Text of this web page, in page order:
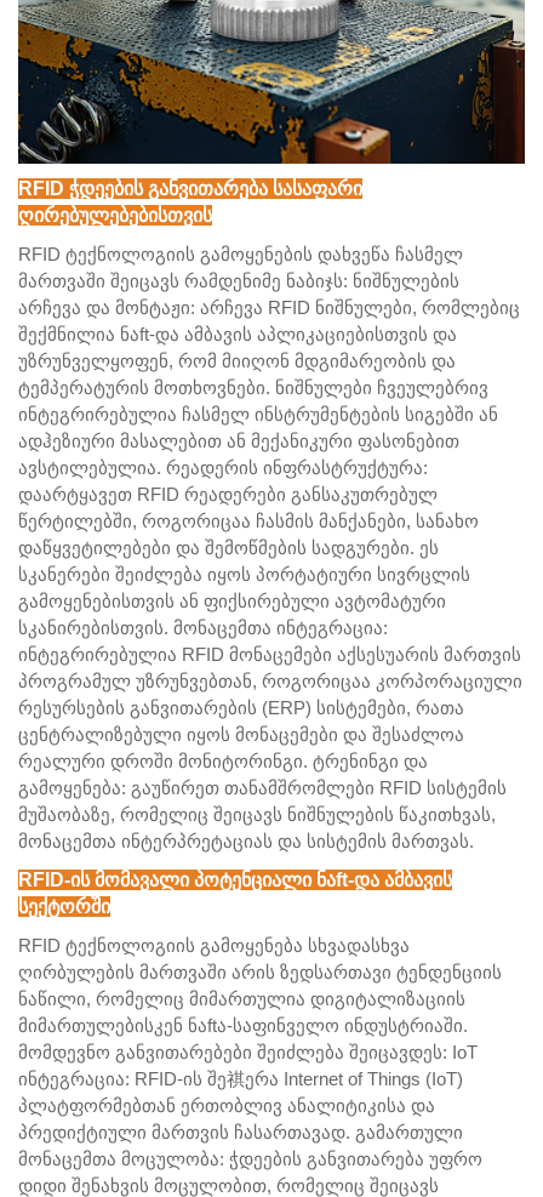
RFID ჭდეების განვითარება სასაფარი
ღირებულებებისთვის
RFID ტექნოლოგიის გამოყენების დახვეწა ჩასმელ
მართვაში შეიცავს რამდენიმე ნაბიჯს: ნიშნულების
არჩევა და მონტაჟი: არჩევა RFID ნიშნულები, რომლებიც
შექმნილია ნაft-და ამბავის აპლიკაციებისთვის და
უზრუნველყოფენ, რომ მიიღონ მდგიმარეობის და
ტემპერატურის მოთხოვნები. ნიშნულები ჩვეულებრივ
ინტეგრირებულია ჩასმელ ინსტრუმენტების სიგებში ან
ადჰეზიური მასალებით ან მექანიკური ფასონებით
ავსტილებულია. რეადერის ინფრასტრუქტურა:
დაარტყავეთ RFID რეადერები განსაკუთრებულ
წერტილებში, როგორიცაა ჩასმის მანქანები, სანახო
დაწყვეტილებები და შემოწმების სადგურები. ეს
სკანერები შეიძლება იყოს პორტატიური სივრცლის
გამოყენებისთვის ან ფიქსირებული ავტომატური
სკანირებისთვის. მონაცემთა ინტეგრაცია:
ინტეგრირებულია RFID მონაცემები აქსესუარის მართვის
პროგრამულ უზრუნვებთან, როგორიცაა კორპორაციული
რესურსების განვითარების (ERP) სისტემები, რათა
ცენტრალიზებული იყოს მონაცემები და შესაძლოა
რეალური დროში მონიტორინგი. ტრენინგი და
გამოყენება: გაუწირეთ თანამშრომლები RFID სისტემის
მუშაობაზე, რომელიც შეიცავს ნიშნულების წაკითხვას,
მონაცემთა ინტერპრეტაციას და სისტემის მართვას.
RFID-ის მომავალი პოტენციალი ნაft-და ამბავის
სექტორში
RFID ტექნოლოგიის გამოყენება სხვადასხვა
ღირბულების მართვაში არის ზედსართავი ტენდენციის
ნაწილი, რომელიც მიმართულია დიგიტალიზაციის
მიმართულებისკენ ნაftა-საფინველო ინდუსტრიაში.
მომდევნო განვითარებები შეიძლება შეიცავდეს: IoT
ინტეგრაცია: RFID-ის შე祺ერა Internet of Things (IoT)
პლატფორმებთან ერთობლივ ანალიტიკისა და
პრედიქტიული მართვის ჩასართავად. გამართული
მონაცემთა მოცულობა: ჭდეების განვითარება უფრო
დიდი შენახვის მოცულობით, რომელიც შეიცავს